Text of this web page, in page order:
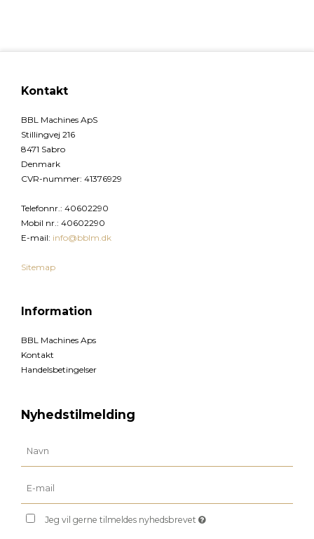
Kontakt
BBL Machines ApS
Stillingvej 216
8471 Sabro
Denmark
CVR-nummer: 41376929
Telefonnr. : 40602290
Mobil nr. : 40602290
E-mail: info@bblm.dk
Sitemap
Information
BBL Machines Aps
Kontakt
Handelsbetingelser
Nyhedstilmelding
Jeg vil gerne tilmeldes nyhedsbrevet